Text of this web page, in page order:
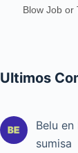
Blow Job or
Ultimos
Belu en
sumisa